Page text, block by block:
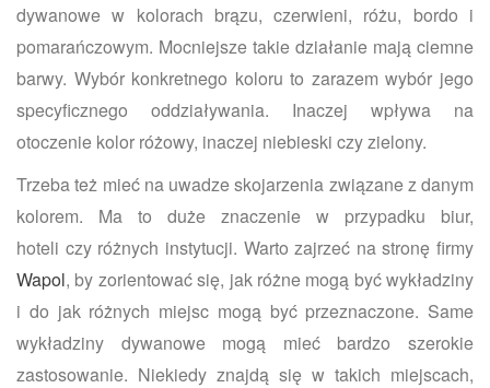
dywanowe w kolorach brązu, czerwieni, różu, bordo i
pomarańczowym. Mocniejsze takie działanie mają ciemne
barwy. Wybór konkretnego koloru to zarazem wybór jego
specyficznego oddziaływania. Inaczej wpływa na
otoczenie kolor różowy, inaczej niebieski czy zielony.
Trzeba też mieć na uwadze skojarzenia związane z danym
kolorem. Ma to duże znaczenie w przypadku biur,
hoteli czy różnych instytucji. Warto zajrzeć na stronę firmy
Wapol, by zorientować się, jak różne mogą być wykładziny
i do jak różnych miejsc mogą być przeznaczone. Same
wykładziny dywanowe mogą mieć bardzo szerokie
zastosowanie. Niekiedy znajdą się w takich miejscach,